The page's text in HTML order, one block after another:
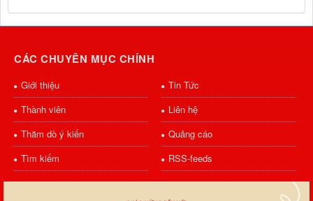
CÁC CHUYÊN MỤC CHÍNH
Giới thiệu
Tin Tức
Thành viên
Liên hệ
Thăm dò ý kiến
Quảng cáo
Tìm kiếm
RSS-feeds